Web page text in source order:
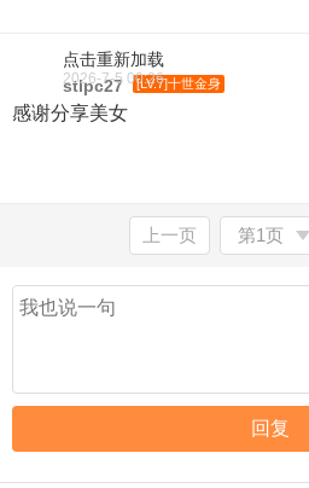
点击重新加载
stlpc27 [LV.7]十世金身
2026-7-5 00:26
感谢分享美女
上一页 第1页